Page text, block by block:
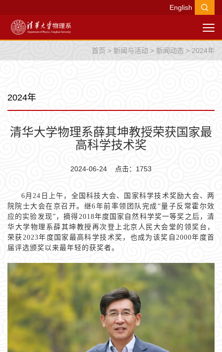
English
首页 > 新闻与活动 > 新闻动态 > 2024年
2024年
清华大学物理系薛其坤教授荣获国家最
高科学技术奖
2024-06-24 点击： 1753
6月24日上午，全国科技大会、国家科学技术奖励大会、两
院院士大会在京召开。继6年前率领团队完成“量子反常霍尔效
应的实验发现”，摘得2018年度国家自然科学奖一等奖之后，清
华大学物理系薛其坤教授再次登上北京人民大会堂的领奖台，
荣获2023年度国家最高科学技术奖，也成为该奖自2000年度首
届评选颁奖以来最年轻的获奖者。